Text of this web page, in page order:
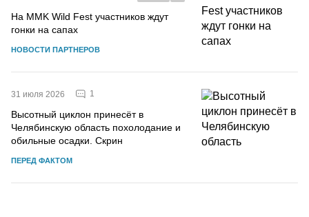
На MMK Wild Fest участников ждут
гонки на сапах
НОВОСТИ ПАРТНЕРОВ
31 июля 2026 1
Высотный циклон принесёт в
Челябинскую область похолодание и
обильные осадки. Скрин
ПЕРЕД ФАКТОМ